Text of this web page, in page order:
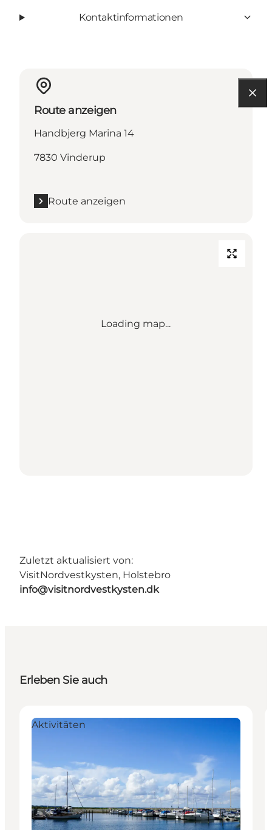
Kontaktinformationen
Route anzeigen
Handbjerg Marina 14
7830 Vinderup
Route anzeigen
Loading map...
Zuletzt aktualisiert von:
VisitNordvestkysten, Holstebro
info@visitnordvestkysten.dk
Erleben Sie auch
Aktivitäten